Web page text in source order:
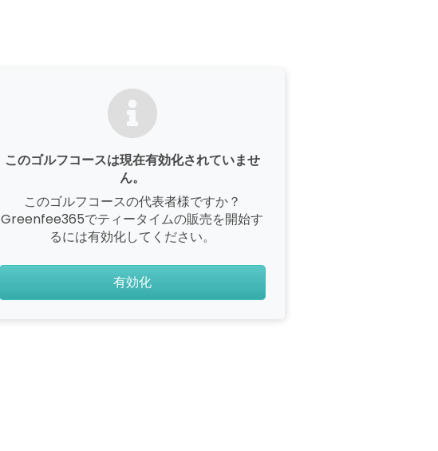
このゴルフコースは現在有効化されていませ
ん。
このゴルフコースの代表者様ですか？
Greenfee365でティータイムの販売を開始す
るには有効化してください。
有効化